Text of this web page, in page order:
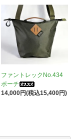
ファントレックNo.434
ポーチ
14,000円(税込15,400円)